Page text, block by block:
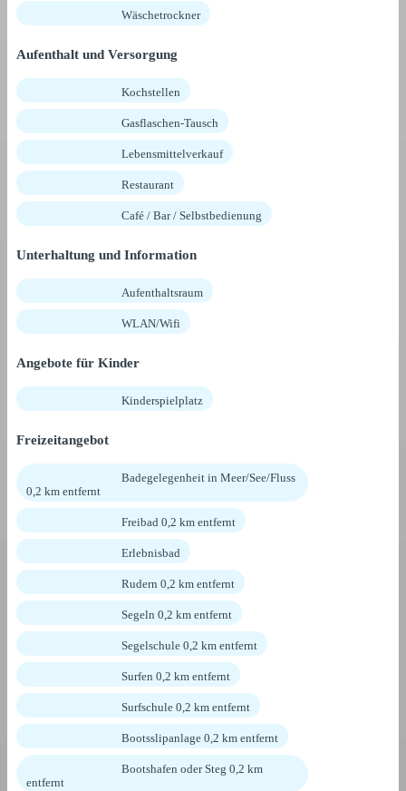
Wäschetrockner
Aufenthalt und Versorgung
Kochstellen
Gasflaschen-Tausch
Lebensmittelverkauf
Restaurant
Café / Bar / Selbstbedienung
Unterhaltung und Information
Aufenthaltsraum
WLAN/Wifi
Angebote für Kinder
Kinderspielplatz
Freizeitangebot
Badegelegenheit in Meer/See/Fluss
0,2 km entfernt
Freibad 0,2 km entfernt
Erlebnisbad
Rudern 0,2 km entfernt
Segeln 0,2 km entfernt
Segelschule 0,2 km entfernt
Surfen 0,2 km entfernt
Surfschule 0,2 km entfernt
Bootsslipanlage 0,2 km entfernt
Bootshafen oder Steg 0,2 km
entfernt